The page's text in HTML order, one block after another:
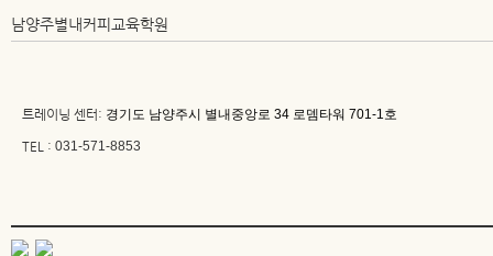
남양주별내커피교육학원
트레이닝 센터: 경기도 남양주시 별내중앙로 34 로뎀타워 701-1호
TEL : 031-571-8853